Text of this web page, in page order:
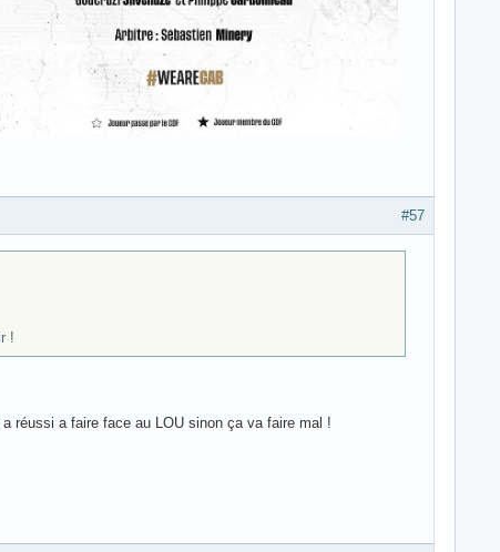
#57
!
réussi a faire face au LOU sinon ça va faire mal !